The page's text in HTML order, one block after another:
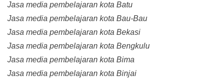
Jasa media pembelajaran kota Batu
Jasa media pembelajaran kota Bau-Bau
Jasa media pembelajaran kota Bekasi
Jasa media pembelajaran kota Bengkulu
Jasa media pembelajaran kota Bima
Jasa media pembelajaran kota Binjai